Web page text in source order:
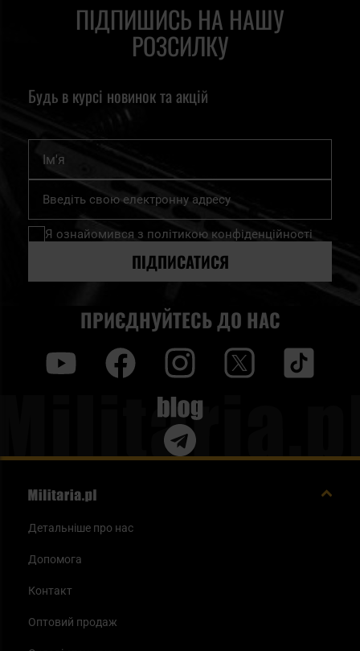
ПІДПИШИСЬ НА НАШУ
РОЗСИЛКУ
Будь в курсі новинок та акцій
Підпишіться
нашу
розсилку
Я ознайомився з політикою конфіденційності
ПІДПИСАТИСЯ
ПРИЄДНУЙТЕСЬ ДО НАС
Blog
Детальніше про нас
Допомога
Контакт
Оптовий продаж